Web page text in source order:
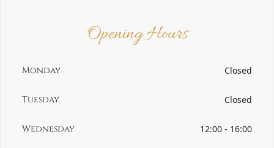
Opening Hours
Monday Closed
Tuesday Closed
Wednesday 12:00 - 16:00